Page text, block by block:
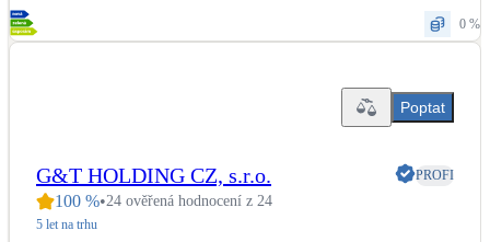
0 %
Poptat
G&T HOLDING CZ, s.r.o. PROFI
100 %•24 ověřená hodnocení z 24
5 let na trhu